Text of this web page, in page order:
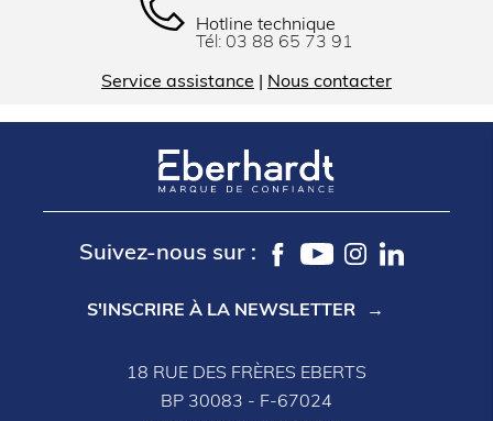
Hotline technique
Tél: 03 88 65 73 91
Service assistance Nous contacter
Suivez-nous sur :
S'INSCRIRE À LA NEWSLETTER
18 RUE DES FRÈRES EBERTS
BP 30083 - F-67024